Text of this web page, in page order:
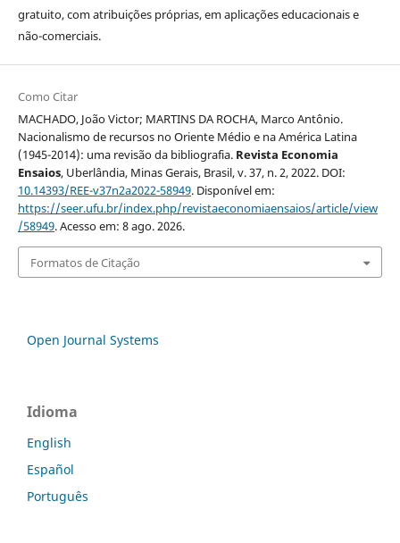
gratuito, com atribuições próprias, em aplicações educacionais e
não-comerciais.
Como Citar
MACHADO, João Victor; MARTINS DA ROCHA, Marco Antônio.
Nacionalismo de recursos no Oriente Médio e na América Latina
(1945-2014): uma revisão da bibliografia. Revista Economia
Ensaios, Uberlândia, Minas Gerais, Brasil, v. 37, n. 2, 2022. DOI:
10.14393/REE-v37n2a2022-58949. Disponível em:
https://seer.ufu.br/index.php/revistaeconomiaensaios/article/view
/58949. Acesso em: 8 ago. 2026.
Formatos de Citação
Open Journal Systems
Idioma
English
Español
Português